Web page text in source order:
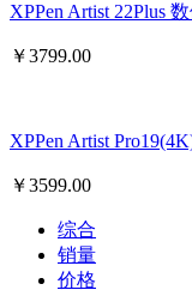
XPPen Artist 22Plus
￥3799.00
XPPen Artist
￥3599.00
综合
销量
价格